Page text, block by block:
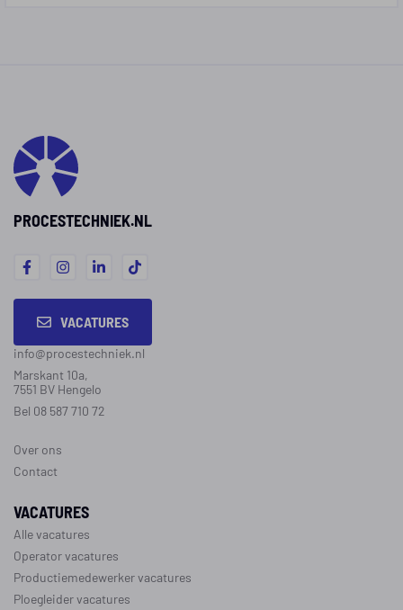
PROCESTECHNIEK.NL
VACATURES
info@procestechniek.nl
Marskant 10a,
7551 BV Hengelo
Bel 08 587 710 72
Over ons
Contact
VACATURES
Alle vacatures
Operator vacatures
Productiemedewerker vacatures
Ploegleider vacatures